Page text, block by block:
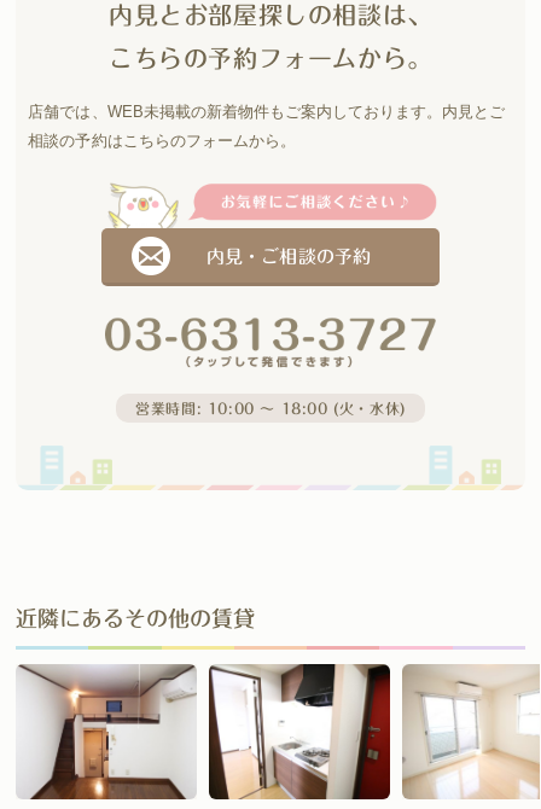
内見とお部屋探しの相談は、
こちらの予約フォームから。
店舗では、WEB未掲載の新着物件もご案内しております。 内見とご
相談の予約はこちらのフォームから。
内見・ご相談の予約
営業時間: 10:00 〜 18:00 (火・水休)
近隣にあるその他の賃貸